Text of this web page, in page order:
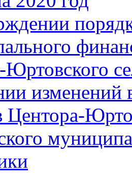
Центора-